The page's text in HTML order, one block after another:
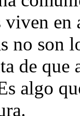
en
no son
de
algo